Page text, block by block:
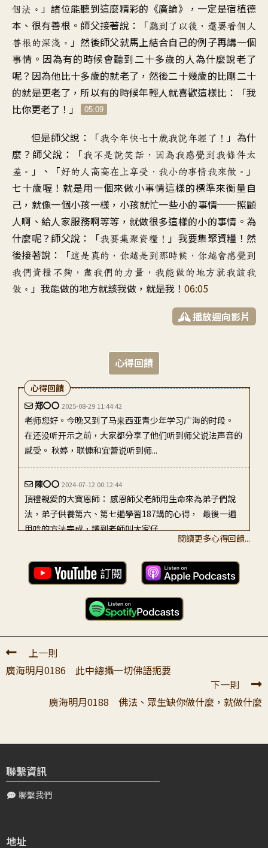
個法。
」諸位能聽到這麼精彩的《廣論》，一定是宿植德
本、很有善根。師父接著說：「聽到了以後，還要看個人
善根的深淺。
」然後師父就馬上結合自己的例子再講一個
事情。因為有的時候會聽到二十多歲的人為什麼說老了
呢？因為他比十多歲的就老了，然後二十幾歲的比剛二十
的就是更老了，所以有的時候年輕人就喜歡這樣比：「我
比你更老了！」
05:09
但是師父說：「我今年快七十歲我說年輕了！
」為什
麼？師父說：「我不是說笑話，因為我感覺到我條件太
差。
」、「好的人高高在上享受，我小的事情我來做。
」
七十歲喔！就是用一個來做小事情這樣的標準來衡量自
己，就像一個小孩一樣，小孩就忙一些小的事情──照顧
人啊、給人家服務啊等等，就做很多這樣的小的事情。為
什麼呢？師父說：「我要集聚資糧！
」我要集聚資糧！然
後接著說：「這是真的，你越是到那時候，你越會感覺到
我們資糧不夠，盡我們的力量，我能做的地方就我該我
做。
」我能做的地方就該我做，就是我！ 06:05
播放迴向影片
心得回饋
郑〇〇 2025-08-29 11:44:42
老师您好。今晚又到了马来西亚青少年学习广海的时段。
在还没听开示之前，大家都分享了他们听到师父说法声音的
感受。 秋婷，联慷和宜蕾说听到师...
陳〇〇 2024-07-12 00:12:44
頂禮親愛的大寶恩師： 感恩師父老師用生命來為弟子們說
法，弟子供養第六、第七遍學習187講的心得， 最後一遍
用唸的方法完成，讀到老師叫大家仔...
李〇〇2023-07-09 22:00:07
老師，是不是要肯定自己是具善根的，只是資糧還不夠，要
成自己不具善根。
陳〇〇2024-07-03 21:15:34
頂禮親愛的大寶恩師： 感恩師父老師對弟子們的慈悲，在
187講內師父說「我們沒有善根在這個時代絕不可能聽到這
陳〇〇
對於積習資糧有錯誤的見解，覺得...
心得回饋
閱讀更多心得回饋...
上一則
廣海明月0186 此中總攝一切佛語扼要
下一則
廣海明月0188 佛法、眾生缺你做什麼，就做什麼
聯繫資訊
聯繫我們
地址